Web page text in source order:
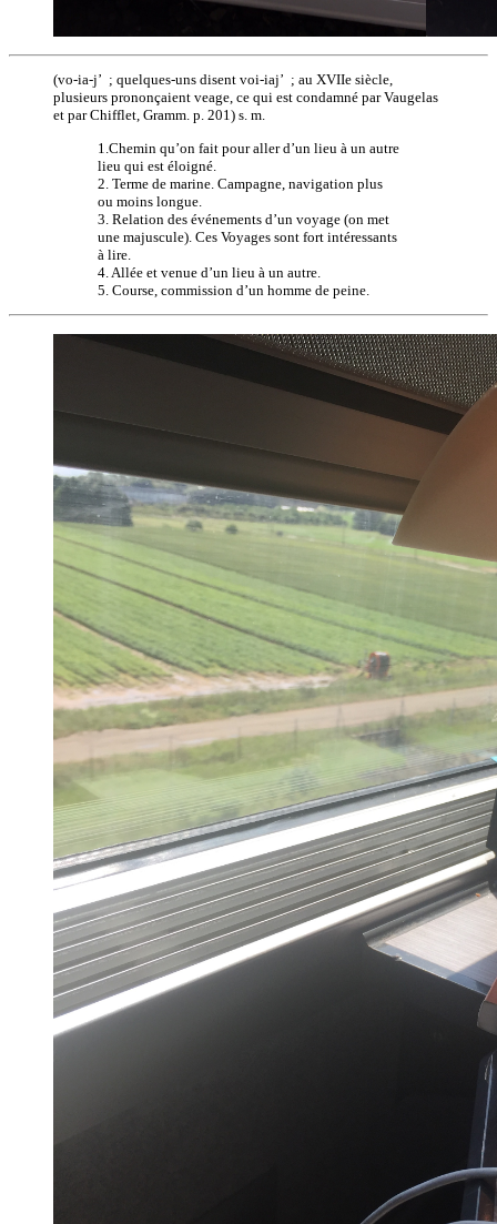
(vo-ia-j’ ; quelques-uns disent voi-iaj’ ; au XVIIe siècle,
plusieurs prononçaient veage, ce qui est condamné par Vaugelas
et par Chifflet, Gramm. p. 201) s. m.
1.Chemin qu’on fait pour aller d’un lieu à un autre
lieu qui est éloigné.
2. Terme de marine. Campagne, navigation plus
ou moins longue.
3. Relation des événements d’un voyage (on met
une majuscule). Ces Voyages sont fort intéressants
à lire.
4. Allée et venue d’un lieu à un autre.
5. Course, commission d’un homme de peine.